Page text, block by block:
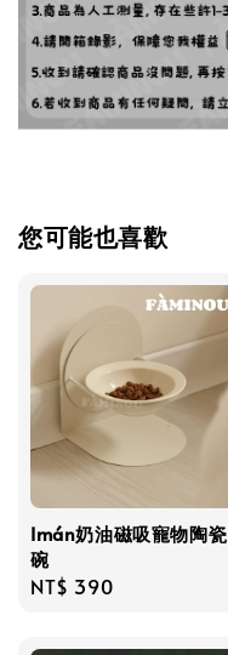
您可能也喜歡
Imán奶油磁吸寵物陶瓷
碗
Regular
NT$ 390